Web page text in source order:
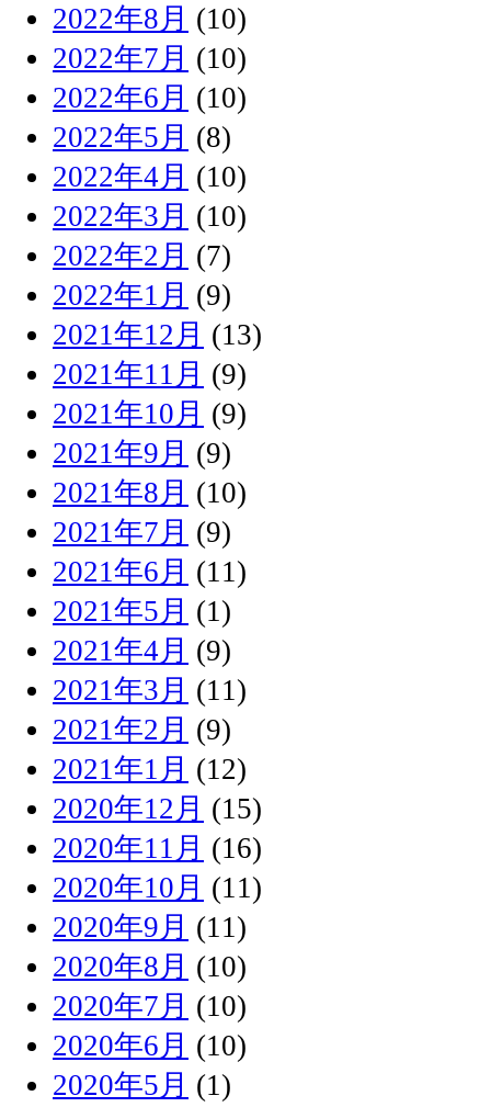
2022年8月 (10)
2022年7月 (10)
2022年6月 (10)
2022年5月 (8)
2022年4月 (10)
2022年3月 (10)
2022年2月 (7)
2022年1月 (9)
2021年12月 (13)
2021年11月 (9)
2021年10月 (9)
2021年9月 (9)
2021年8月 (10)
2021年7月 (9)
2021年6月 (11)
2021年5月 (1)
2021年4月 (9)
2021年3月 (11)
2021年2月 (9)
2021年1月 (12)
2020年12月 (15)
2020年11月 (16)
2020年10月 (11)
2020年9月 (11)
2020年8月 (10)
2020年7月 (10)
2020年6月 (10)
2020年5月 (1)